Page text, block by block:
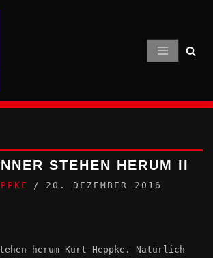
STEHEN HERUM II
20. DEZEMBER 2016
herum-Kurt-Heppke. Natürlich